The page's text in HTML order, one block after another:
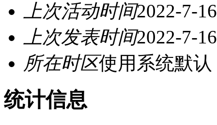
上次活动时间2022-7-
上次发表时间2022-7-
所在时区使用系统默认
统计信息